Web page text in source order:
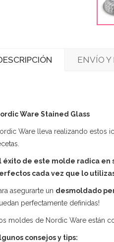
ENVÍO Y
Ware Stained Glass
Ware lleva realizando estos
éxito de este molde radica
cada vez que lo
asegurarte un desmoldado
perfectamente definidas!
moldes de Nordic Ware están
consejos y tips: